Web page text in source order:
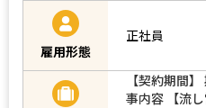
雇用形態
正社員
【契約期間
事内容 【流